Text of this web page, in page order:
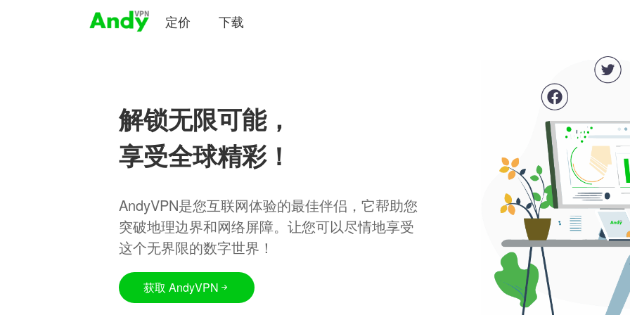
定价 下载
解锁无限可能，
享受全球精彩！
AndyVPN是您互联网体验的最佳伴侣，它帮助您
突破地理边界和网络屏障。让您可以尽情地享受
这个无界限的数字世界！
获取 AndyVPN